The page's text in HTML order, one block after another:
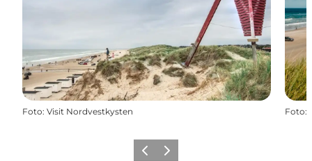
Foto: Visit Nordvestkysten Foto:
ForrigeNæste